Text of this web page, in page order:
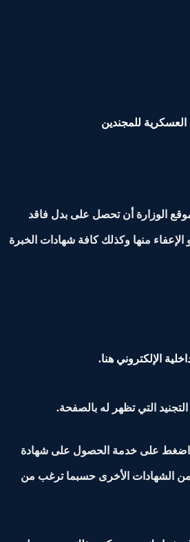
للمجندين
الوزارة أن تحصل على بدل فاقد
منها وكذلك كافة شهادات الخبرة
الإلكتروني هنا.
التي تظهر له بالصفحة.
على خدمة الحصول على شهادة
الشهادات الأخرى حسبما ترغب من